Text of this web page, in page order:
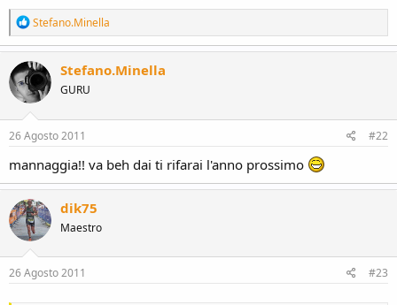
R
e
a
c
t
i
o
n
s
Stefano.Minella
Stefano.Minella
GURU
26 Agosto 2011 #22
mannaggia!! va beh dai ti rifarai l'anno prossimo
dik75
Maestro
26 Agosto 2011 #23